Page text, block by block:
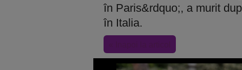
în Paris&rdquo;, a murit
în Italia.